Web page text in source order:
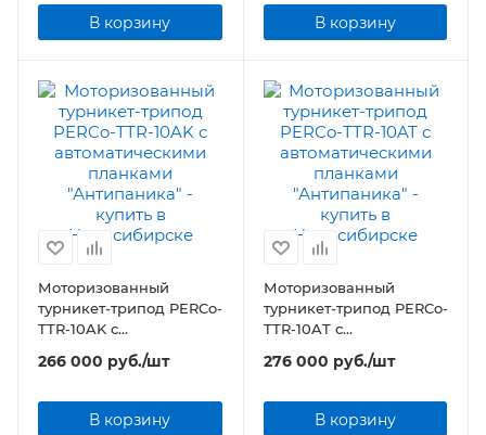
В корзину В корзину
Моторизованный
турникет-трипод PERCo-
TTR-10AK с
автоматическими
планками "Антипаника"
266 000 руб./шт
В корзину
Моторизованный
турникет-трипод PERCo-
TTR-10AT с
автоматическими
планками "Антипаника"
276 000 руб./шт
В корзину